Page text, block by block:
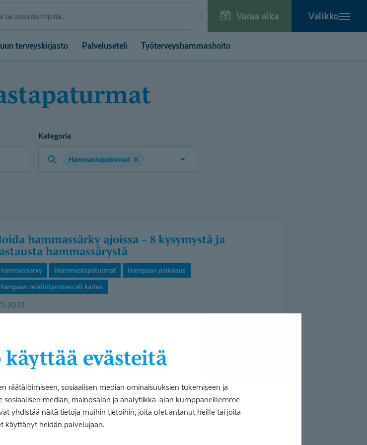
käyttää evästeitä
räätälöimiseen, sosiaalisen median ominaisuuksien tukemiseen ja
median, mainosalan ja analytiikka-alan kumppaneillemme
yhdistää näitä tietoja muihin tietoihin, joita olet antanut heille tai joita
käyttänyt heidän palvelujaan.
Varaa aika Valikko
terveyskirjasto Palveluseteli Työterveyshammashoito
Kategoria
Valitse
Hammastapaturmat
ja
hammassärystä
Hammastapaturmat
Hampaan paikkaus
reikiintyminen eli karies